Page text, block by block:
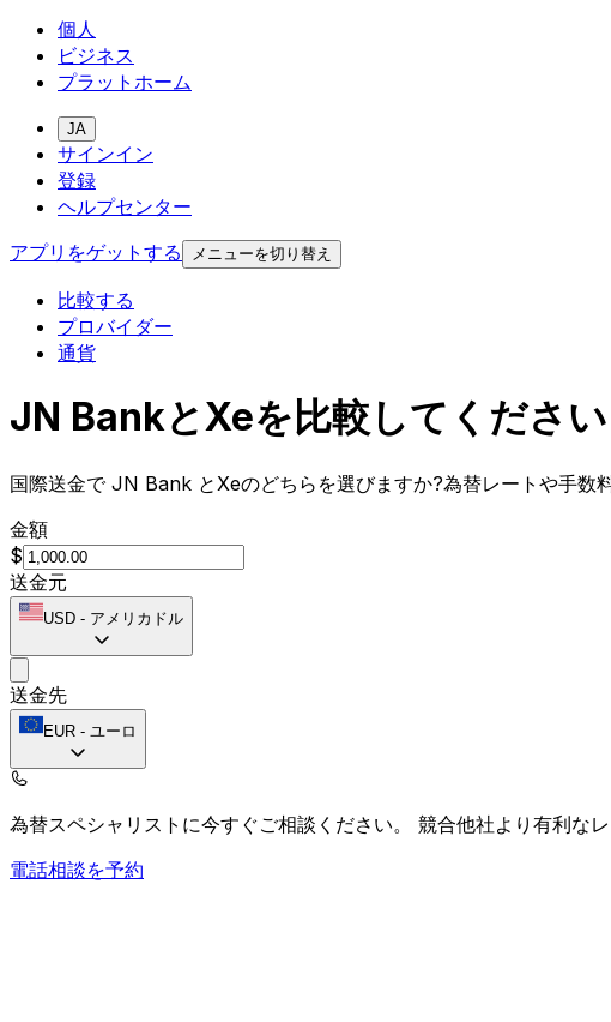
個人
ビジネス
プラットホーム
JA
サインイン
登録
ヘルプセンター
アプリをゲットする
メニューを切り替え
比較する
プロバイダー
通貨
JN BankとXeを比較してください
国際送金で JN Bank とXeのどちらを選びますか?為替レートや手数
金額
$
送金元
USD - アメリカドル
送金先
EUR - ユーロ
為替スペシャリストに今すぐご相談ください。 競合他社より有利な
電話相談を予約